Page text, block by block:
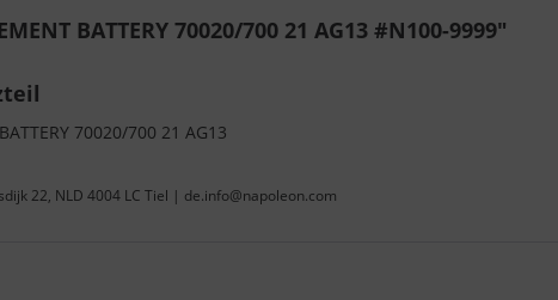
BATTERY 70020/700 21 AG13 #N100-9999"
70020/700 21 AG13
22, NLD 4004 LC Tiel | de.info@napoleon.com